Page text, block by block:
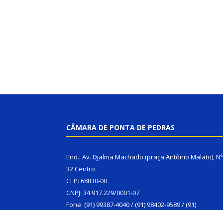
CÂMARA DE PONTA DE PEDRAS
End.: Av. Djalma Machado (praça Antônio Malato), Nº
32 Centro
CEP: 68830-00
CNPJ: 34.917.229/0001-07
Fone: (91) 99387-4040 / (91) 98402-9589 / (91)